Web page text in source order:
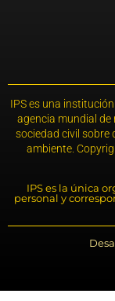
IPS es una
agencia mundial de
sociedad civil sobre
ambiente.
IPS es la única
personal y